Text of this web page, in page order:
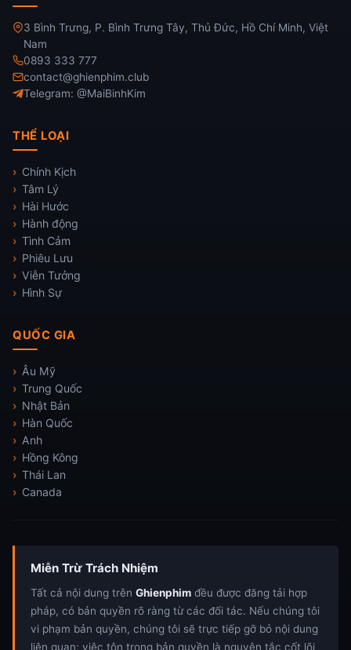
3 Bình Trưng, P. Bình Trưng Tây, Thủ Đức, Hồ Chí Minh, Việt
Nam
0893 333 777
contact@ghienphim.club
Telegram: @MaiBinhKim
THỂ LOẠI
Chính Kịch
Tâm Lý
Hài Hước
Hành động
Tình Cảm
Phiêu Lưu
Viễn Tưởng
Hình Sự
QUỐC GIA
Âu Mỹ
Trung Quốc
Nhật Bản
Hàn Quốc
Anh
Hồng Kông
Thái Lan
Canada
Miễn Trừ Trách Nhiệm
Tất cả nội dung trên Ghienphim đều được đăng tải hợp
pháp, có bản quyền rõ ràng từ các đối tác. Nếu chúng tôi
vi phạm bản quyền, chúng tôi sẽ trực tiếp gỡ bỏ nội dung
liên quan; việc tôn trọng bản quyền là nguyên tắc cốt lõi